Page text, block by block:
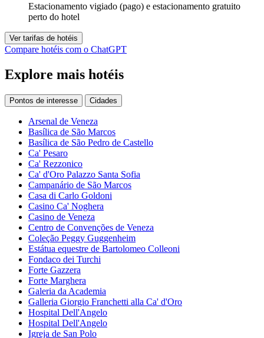
Estacionamento vigiado (pago) e estacionamento gratuito
perto do hotel
Ver tarifas de hotéis
Compare hotéis com o ChatGPT
Explore mais hotéis
Pontos de interesse Cidades
Arsenal de Veneza
Basílica de São Marcos
Basílica de São Pedro de Castello
Ca' Pesaro
Ca' Rezzonico
Ca' d'Oro Palazzo Santa Sofia
Campanário de São Marcos
Casa di Carlo Goldoni
Casino Ca' Noghera
Casino de Veneza
Centro de Convenções de Veneza
Coleção Peggy Guggenheim
Estátua equestre de Bartolomeo Colleoni
Fondaco dei Turchi
Forte Gazzera
Forte Marghera
Galeria da Academia
Galleria Giorgio Franchetti alla Ca' d'Oro
Hospital Dell'Angelo
Hospital Dell'Angelo
Igreja de San Polo